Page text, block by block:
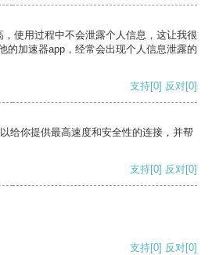
使用过程中不会泄露个人信息，这让我很
的加速器app，经常会出现个人信息泄露的
支持[0] 反对[0]
给你提供最高速度和安全性的连接，并帮
支持[0] 反对[0]
支持[0] 反对[0]